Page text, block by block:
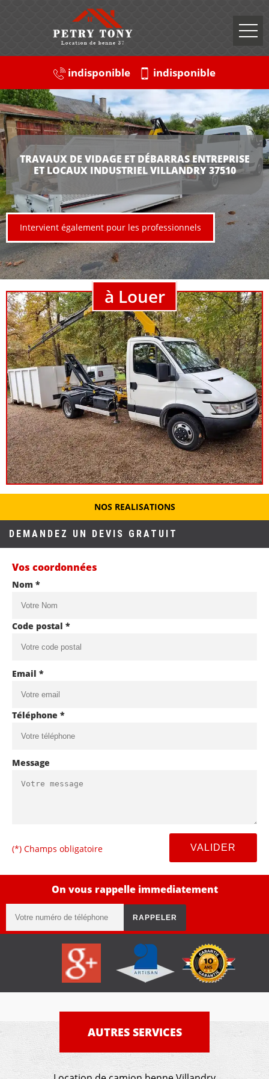
indisponible indisponible
TRAVAUX DE VIDAGE ET DÉBARRAS ENTREPRISE
ET LOCAUX INDUSTRIEL VILLANDRY 37510
Intervient également pour les professionnels
à Louer
NOS REALISATIONS
DEMANDEZ UN DEVIS GRATUIT
Vos coordonnées
Nom *
Code postal *
Email *
Téléphone *
Message
(*) Champs obligatoire
On vous rappelle immediatement
AUTRES SERVICES